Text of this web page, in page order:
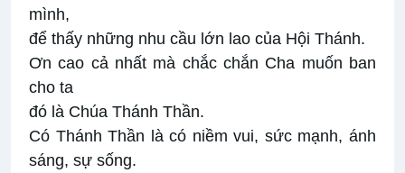
mình,
để thấy những nhu cầu lớn lao của Hội Thánh.
Ơn cao cả nhất mà chắc chắn Cha muốn ban
cho ta
đó là Chúa Thánh Thần.
Có Thánh Thần là có niềm vui, sức mạnh, ánh
sáng, sự sống.